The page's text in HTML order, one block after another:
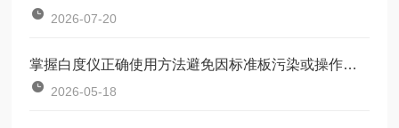
2026-07-20
掌握白度仪正确使用方法避免因标准板污染或操作不规范引入误差
2026-05-18